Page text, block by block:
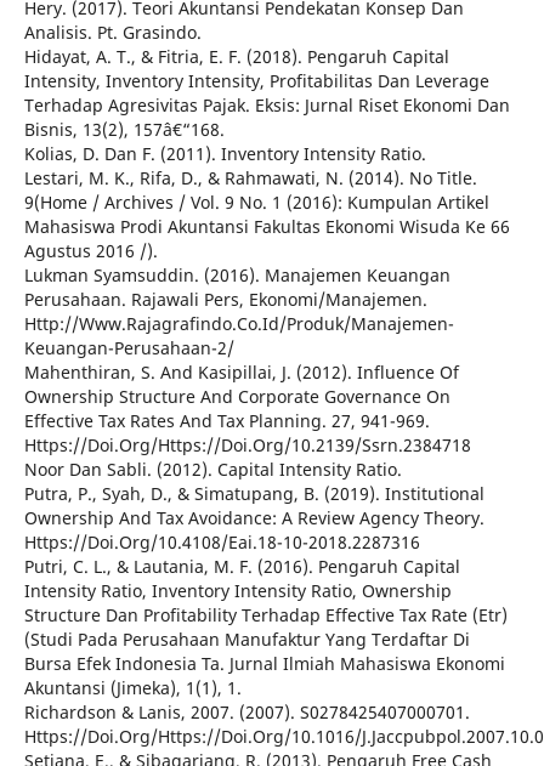
Hery. (2017). Teori Akuntansi Pendekatan Konsep Dan
Analisis. Pt. Grasindo.
Hidayat, A. T., & Fitria, E. F. (2018). Pengaruh Capital
Intensity, Inventory Intensity, Profitabilitas Dan Leverage
Terhadap Agresivitas Pajak. Eksis: Jurnal Riset Ekonomi Dan
Bisnis, 13(2), 157â€“168.
Kolias, D. Dan F. (2011). Inventory Intensity Ratio.
Lestari, M. K., Rifa, D., & Rahmawati, N. (2014). No Title.
9(Home / Archives / Vol. 9 No. 1 (2016): Kumpulan Artikel
Mahasiswa Prodi Akuntansi Fakultas Ekonomi Wisuda Ke 66
Agustus 2016 /).
Lukman Syamsuddin. (2016). Manajemen Keuangan
Perusahaan. Rajawali Pers, Ekonomi/Manajemen.
Http://Www.Rajagrafindo.Co.Id/Produk/Manajemen-
Keuangan-Perusahaan-2/
Mahenthiran, S. And Kasipillai, J. (2012). Influence Of
Ownership Structure And Corporate Governance On
Effective Tax Rates And Tax Planning. 27, 941-969.
Https://Doi.Org/Https://Doi.Org/10.2139/Ssrn.2384718
Noor Dan Sabli. (2012). Capital Intensity Ratio.
Putra, P., Syah, D., & Simatupang, B. (2019). Institutional
Ownership And Tax Avoidance: A Review Agency Theory.
Https://Doi.Org/10.4108/Eai.18-10-2018.2287316
Putri, C. L., & Lautania, M. F. (2016). Pengaruh Capital
Intensity Ratio, Inventory Intensity Ratio, Ownership
Structure Dan Profitability Terhadap Effective Tax Rate (Etr)
(Studi Pada Perusahaan Manufaktur Yang Terdaftar Di
Bursa Efek Indonesia Ta. Jurnal Ilmiah Mahasiswa Ekonomi
Akuntansi (Jimeka), 1(1), 1.
Richardson & Lanis, 2007. (2007). S0278425407000701.
Https://Doi.Org/Https://Doi.Org/10.1016/
Setiana, E., & Sibagariang, R. (2013). Pengaruh Free Cash